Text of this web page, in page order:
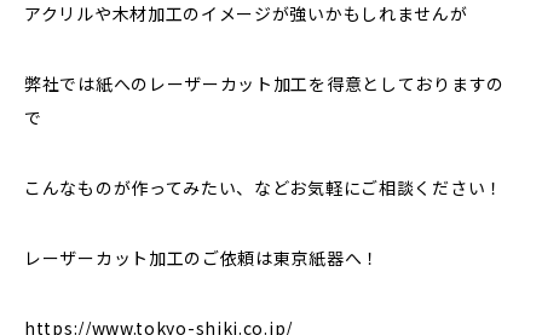
アクリルや木材加工のイメージが強いかもしれませんが
弊社では紙へのレーザーカット加工を得意としておりますの
で
こんなものが作ってみたい、などお気軽にご相談ください！
レーザーカット加工のご依頼は東京紙器へ！
https://www.tokyo-shiki.co.jp/